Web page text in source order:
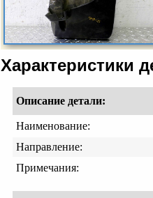
Характеристики
Описание детали:
Наименование:
Направление:
Примечания: